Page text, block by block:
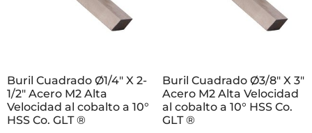
Buril Cuadrado Ø1/4″ X 2-
1/2″ Acero M2 Alta
Velocidad al cobalto a 10°
HSS Co. GLT ®
Buril Cuadrado Ø3/8″ X 3″
Acero M2 Alta Velocidad
al cobalto a 10° HSS Co.
GLT ®